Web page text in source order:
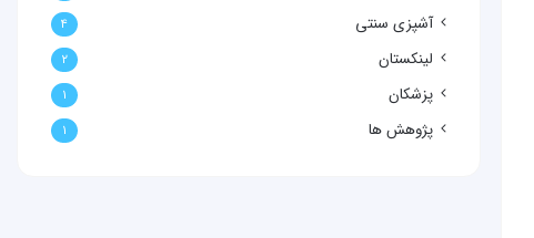
آشپزی سنتی ۴
لینکستان ۲
پزشکان ۱
پژوهش ها ۱